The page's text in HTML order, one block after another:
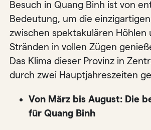
Besuch in Quang Binh ist von
Bedeutung, um die
zwischen spektakulären Höhlen
Stränden in vollen Zügen
Das Klima dieser Provinz in
durch zwei Hauptjahreszeiten
Von März bis August: Die
für Quang Binh